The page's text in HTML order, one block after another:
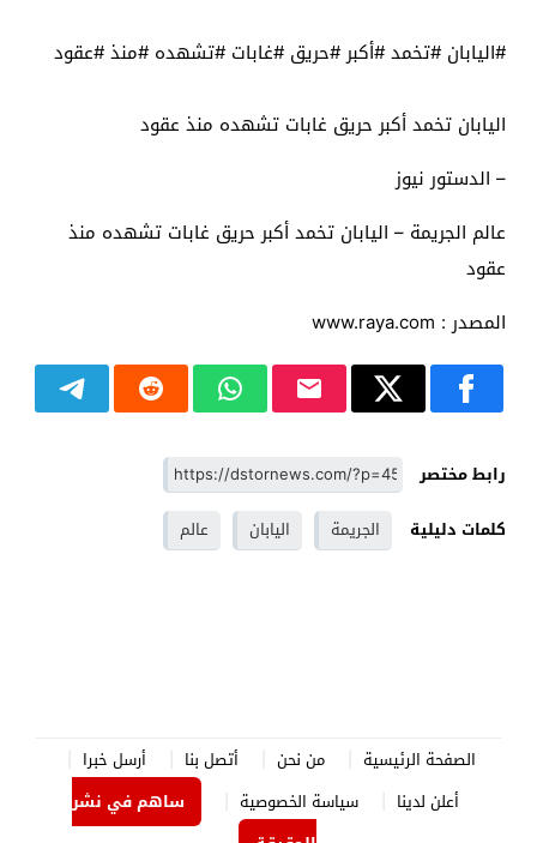
#اليابان #تخمد #أكبر #حريق #غابات #تشهده #منذ #عقود
اليابان تخمد أكبر حريق غابات تشهده منذ عقود
– الدستور نيوز
عالم الجريمة – اليابان تخمد أكبر حريق غابات تشهده منذ
عقود
المصدر : www.raya.com
رابط مختصر
كلمات دليلية
الجريمة اليابان عالم
الصفحة الرئيسية من نحن أتصل بنا
أرسل خبرا
أعلن لدينا
سياسة الخصوصية
ساهم في نشر